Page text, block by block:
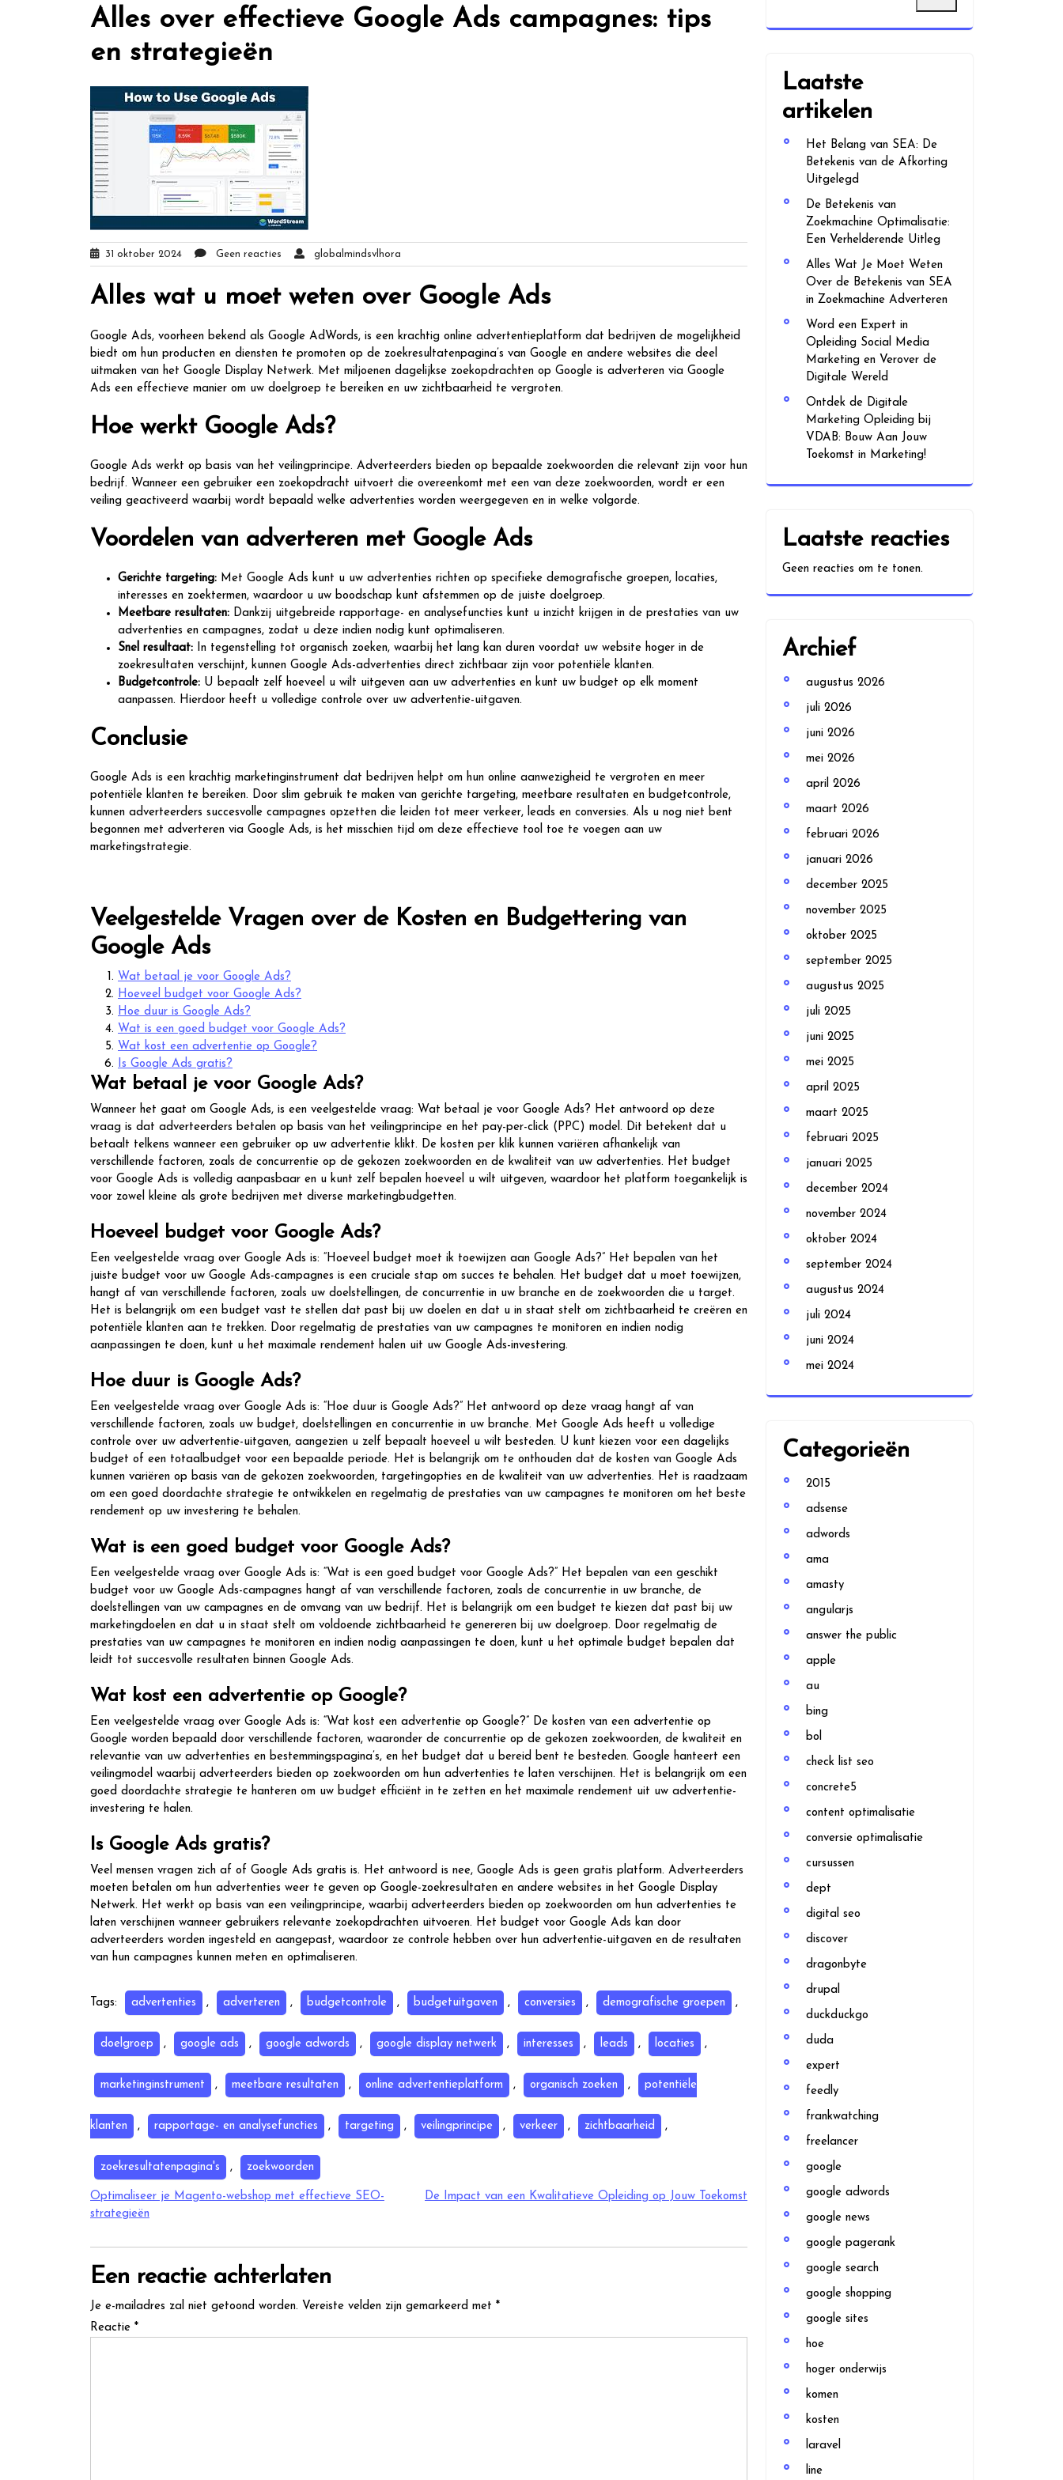
Alles over effectieve Google Ads campagnes: tips
en strategieën
31 oktober 2024 Geen reacties globalmindsvlhora
Alles wat u moet weten over Google Ads
Google Ads, voorheen bekend als Google AdWords, is een krachtig online advertentieplatform dat bedrijven de mogelijkheid
biedt om hun producten en diensten te promoten op de zoekresultatenpagina’s van Google en andere websites die deel
uitmaken van het Google Display Netwerk. Met miljoenen dagelijkse zoekopdrachten op Google is adverteren via Google
Ads een effectieve manier om uw doelgroep te bereiken en uw zichtbaarheid te vergroten.
Hoe werkt Google Ads?
Google Ads werkt op basis van het veilingprincipe. Adverteerders bieden op bepaalde zoekwoorden die relevant zijn voor hun
bedrijf. Wanneer een gebruiker een zoekopdracht uitvoert die overeenkomt met een van deze zoekwoorden, wordt er een
veiling geactiveerd waarbij wordt bepaald welke advertenties worden weergegeven en in welke volgorde.
Voordelen van adverteren met Google Ads
Gerichte targeting: Met Google Ads kunt u uw advertenties richten op specifieke demografische groepen, locaties,
interesses en zoektermen, waardoor u uw boodschap kunt afstemmen op de juiste doelgroep.
Meetbare resultaten: Dankzij uitgebreide rapportage- en analysefuncties kunt u inzicht krijgen in de prestaties van uw
advertenties en campagnes, zodat u deze indien nodig kunt optimaliseren.
Snel resultaat: In tegenstelling tot organisch zoeken, waarbij het lang kan duren voordat uw website hoger in de
zoekresultaten verschijnt, kunnen Google Ads-advertenties direct zichtbaar zijn voor potentiële klanten.
Budgetcontrole: U bepaalt zelf hoeveel u wilt uitgeven aan uw advertenties en kunt uw budget op elk moment
aanpassen. Hierdoor heeft u volledige controle over uw advertentie-uitgaven.
Conclusie
Google Ads is een krachtig marketinginstrument dat bedrijven helpt om hun online aanwezigheid te vergroten en meer
potentiële klanten te bereiken. Door slim gebruik te maken van gerichte targeting, meetbare resultaten en budgetcontrole,
kunnen adverteerders succesvolle campagnes opzetten die leiden tot meer verkeer, leads en conversies. Als u nog niet bent
begonnen met adverteren via Google Ads, is het misschien tijd om deze effectieve tool toe te voegen aan uw
marketingstrategie.
Veelgestelde Vragen over de Kosten en Budgettering van
Google Ads
Wat betaal je voor Google Ads?
Hoeveel budget voor Google Ads?
Hoe duur is Google Ads?
Wat is een goed budget voor Google Ads?
Wat kost een advertentie op Google?
Is Google Ads gratis?
Wat betaal je voor Google Ads?
Wanneer het gaat om Google Ads, is een veelgestelde vraag: Wat betaal je voor Google Ads? Het antwoord op deze
vraag is dat adverteerders betalen op basis van het veilingprincipe en het pay-per-click (PPC) model. Dit betekent dat u
betaalt telkens wanneer een gebruiker op uw advertentie klikt. De kosten per klik kunnen variëren afhankelijk van
verschillende factoren, zoals de concurrentie op de gekozen zoekwoorden en de kwaliteit van uw advertenties. Het budget
voor Google Ads is volledig aanpasbaar en u kunt zelf bepalen hoeveel u wilt uitgeven, waardoor het platform toegankelijk is
voor zowel kleine als grote bedrijven met diverse marketingbudgetten.
Hoeveel budget voor Google Ads?
Een veelgestelde vraag over Google Ads is: “Hoeveel budget moet ik toewijzen aan Google Ads?” Het bepalen van het
juiste budget voor uw Google Ads-campagnes is een cruciale stap om succes te behalen. Het budget dat u moet toewijzen,
hangt af van verschillende factoren, zoals uw doelstellingen, de concurrentie in uw branche en de zoekwoorden die u target.
Het is belangrijk om een budget vast te stellen dat past bij uw doelen en dat u in staat stelt om zichtbaarheid te creëren en
potentiële klanten aan te trekken. Door regelmatig de prestaties van uw campagnes te monitoren en indien nodig
aanpassingen te doen, kunt u het maximale rendement halen uit uw Google Ads-investering.
Hoe duur is Google Ads?
Een veelgestelde vraag over Google Ads is: “Hoe duur is Google Ads?” Het antwoord op deze vraag hangt af van
verschillende factoren, zoals uw budget, doelstellingen en concurrentie in uw branche. Met Google Ads heeft u volledige
controle over uw advertentie-uitgaven, aangezien u zelf bepaalt hoeveel u wilt besteden. U kunt kiezen voor een dagelijks
budget of een totaalbudget voor een bepaalde periode. Het is belangrijk om te onthouden dat de kosten van Google Ads
kunnen variëren op basis van de gekozen zoekwoorden, targetingopties en de kwaliteit van uw advertenties. Het is raadzaam
om een goed doordachte strategie te ontwikkelen en regelmatig de prestaties van uw campagnes te monitoren om het beste
rendement op uw investering te behalen.
Wat is een goed budget voor Google Ads?
Een veelgestelde vraag over Google Ads is: “Wat is een goed budget voor Google Ads?” Het bepalen van een geschikt
budget voor uw Google Ads-campagnes hangt af van verschillende factoren, zoals de concurrentie in uw branche, de
doelstellingen van uw campagnes en de omvang van uw bedrijf. Het is belangrijk om een budget te kiezen dat past bij uw
marketingdoelen en dat u in staat stelt om voldoende zichtbaarheid te genereren bij uw doelgroep. Door regelmatig de
prestaties van uw campagnes te monitoren en indien nodig aanpassingen te doen, kunt u het optimale budget bepalen dat
leidt tot succesvolle resultaten binnen Google Ads.
Wat kost een advertentie op Google?
Een veelgestelde vraag over Google Ads is: “Wat kost een advertentie op Google?” De kosten van een advertentie op
Google worden bepaald door verschillende factoren, waaronder de concurrentie op de gekozen zoekwoorden, de kwaliteit en
relevantie van uw advertenties en bestemmingspagina’s, en het budget dat u bereid bent te besteden. Google hanteert een
veilingmodel waarbij adverteerders bieden op zoekwoorden om hun advertenties te laten verschijnen. Het is belangrijk om een
goed doordachte strategie te hanteren om uw budget efficiënt in te zetten en het maximale rendement uit uw advertentie-
investering te halen.
Is Google Ads gratis?
Veel mensen vragen zich af of Google Ads gratis is. Het antwoord is nee, Google Ads is geen gratis platform. Adverteerders
moeten betalen om hun advertenties weer te geven op Google-zoekresultaten en andere websites in het Google Display
Netwerk. Het werkt op basis van een veilingprincipe, waarbij adverteerders bieden op zoekwoorden om hun advertenties te
laten verschijnen wanneer gebruikers relevante zoekopdrachten uitvoeren. Het budget voor Google Ads kan door
adverteerders worden ingesteld en aangepast, waardoor ze controle hebben over hun advertentie-uitgaven en de resultaten
van hun campagnes kunnen meten en optimaliseren.
Tags: advertenties , adverteren , budgetcontrole , budgetuitgaven , conversies , demografische groepen ,
doelgroep , google ads , google adwords , google display netwerk , interesses , leads , locaties ,
marketinginstrument , meetbare resultaten , online advertentieplatform , organisch zoeken , potentiële
klanten , rapportage- en analysefuncties , targeting , veilingprincipe , verkeer , zichtbaarheid ,
zoekresultatenpagina's , zoekwoorden
Berichtnavigatie
Optimaliseer je Magento-webshop met effectieve SEO-
strategieën
De Impact van een Kwalitatieve Opleiding op Jouw Toekomst
Een reactie achterlaten
Je e-mailadres zal niet getoond worden. Vereiste velden zijn gemarkeerd met *
Reactie *
Laatste
artikelen
Het Belang van SEA: De
Betekenis van de Afkorting
Uitgelegd
De Betekenis van
Zoekmachine Optimalisatie:
Een Verhelderende Uitleg
Alles Wat Je Moet Weten
Over de Betekenis van SEA
in Zoekmachine Adverteren
Word een Expert in
Opleiding Social Media
Marketing en Verover de
Digitale Wereld
Ontdek de Digitale
Marketing Opleiding bij
VDAB: Bouw Aan Jouw
Toekomst in Marketing!
Laatste reacties
Geen reacties om te tonen.
Archief
augustus 2026
juli 2026
juni 2026
mei 2026
april 2026
maart 2026
februari 2026
januari 2026
december 2025
november 2025
oktober 2025
september 2025
augustus 2025
juli 2025
juni 2025
mei 2025
april 2025
maart 2025
februari 2025
januari 2025
december 2024
november 2024
oktober 2024
september 2024
augustus 2024
juli 2024
juni 2024
mei 2024
Categorieën
2015
adsense
adwords
ama
amasty
angularjs
answer the public
apple
au
bing
bol
check list seo
concrete5
content optimalisatie
conversie optimalisatie
cursussen
dept
digital seo
discover
dragonbyte
drupal
duckduckgo
duda
expert
feedly
frankwatching
freelancer
google
google adwords
google news
google pagerank
google search
google shopping
google sites
hoe
hoger onderwijs
komen
kosten
laravel
line